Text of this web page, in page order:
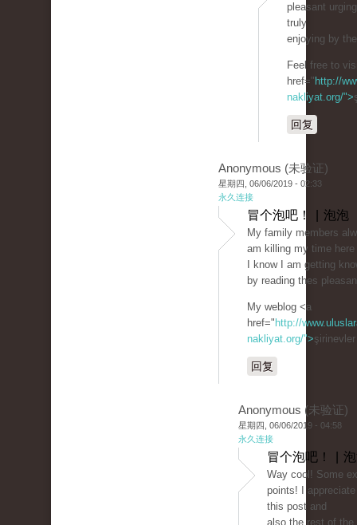
pleasant
truly
enjoying by
Feel free to
href=" http://
nakliyat.org/">
回复
Anonymous (未验证)
星期四, 06/06/2019 - 02:33
永久连接
冒个泡吧！ | 泡泡
My family members
am killing my time
I know I am getting
by reading thes
My weblog <a
href=" http://
nakliyat.org/">
回复
Anonymous (未验证)
星期四, 06/06/2019 - 04:58
永久连接
冒个泡吧！ |
Way cool! Some
points! I
this post and
also the rest of